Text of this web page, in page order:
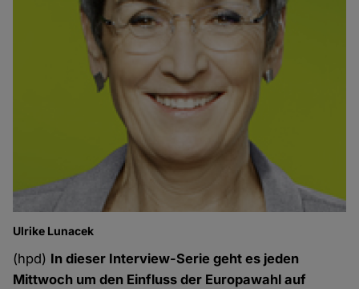
Ulrike Lunacek
(hpd) In dieser Interview-Serie geht es jeden
Mittwoch um den Einfluss der Europawahl auf